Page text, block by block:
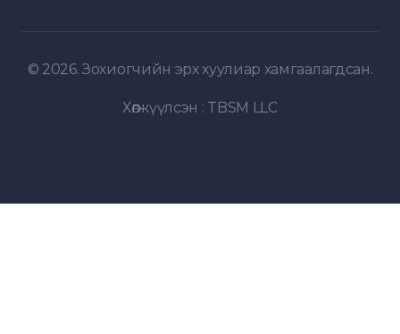
© 2026. Зохиогчийн эрх хуулиар хамгаалагдсан.
Хөгжүүлсэн : TBSM LLC